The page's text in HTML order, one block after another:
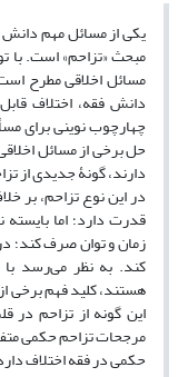
یکی از مسائل مهم دانش
مبحث «تزاحم» است. با
مسائل اخلاقی مطرح
دانش فقه، اختلاف
چهارچوب نوینی برای
حل برخی از مسائل
دارند، گونۀ جدیدی از
در این نوع تزاحم، بر
قدرت دارد؛ اما
زمان و توان صرف کند؛
کند. به نظر می‌رسد
هستند، کلید فهم برخی
این گونه از تزاحم در
مرجحات تزاحم حکمی
حکمی در فقه اختلاف